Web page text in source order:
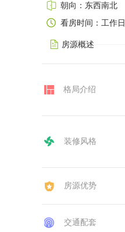
朝向：东西南北
看房时间：工作日
房源概述
格局介绍
装修风格
房源优势
交通配套